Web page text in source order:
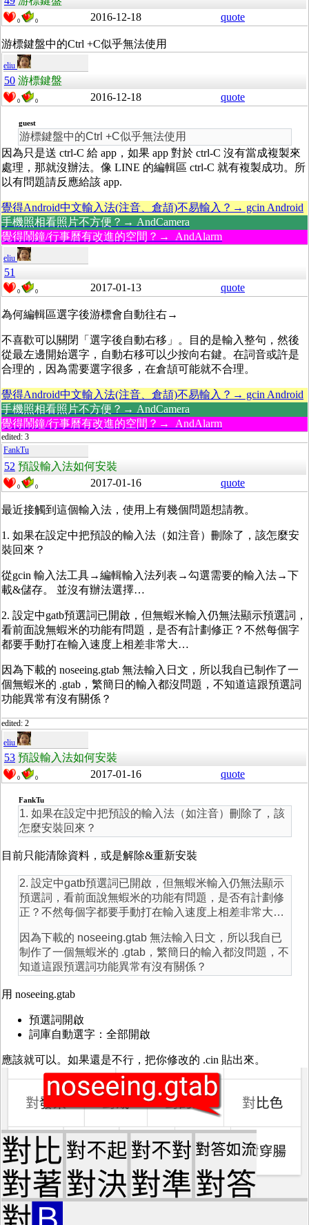
0 0 2016-12-18 quote
游標鍵盤中的Ctrl +C似乎無法使用
eliu
50 游標鍵盤
0 0 2016-12-18 quote
guest
游標鍵盤中的Ctrl +C似乎無法使用
因為只是送 ctrl-C 給 app，如果 app 對於 ctrl-C 沒有當成複製來
處理，那就沒辦法。像 LINE 的編輯區 ctrl-C 就有複製成功。所
以有問題請反應給該 app.
覺得Android中文輸入法(注音、倉頡)不易輸入？→ gcin Android
手機照相看照片不方便？→ AndCamera
覺得鬧鐘/行事曆有改進的空間？→ AndAlarm
eliu
51
0 0 2017-01-13 quote
為何編輯區選字後游標會自動往右→
不喜歡可以關閉「選字後自動右移」。目的是輸入整句，然後
從最左邊開始選字，自動右移可以少按向右鍵。在詞音或許是
合理的，因為需要選字很多，在倉頡可能就不合理。
覺得Android中文輸入法(注音、倉頡)不易輸入？→ gcin Android
手機照相看照片不方便？→ AndCamera
覺得鬧鐘/行事曆有改進的空間？→ AndAlarm
edited: 3
FankTu
52 預設輸入法如何安裝
0 0 2017-01-16 quote
最近接觸到這個輸入法，使用上有幾個問題想請教。
1. 如果在設定中把預設的輸入法（如注音）刪除了，該怎麼安
裝回來？
從gcin 輸入法工具→編輯輸入法列表→勾選需要的輸入法→下
載&儲存。 並沒有辦法選擇…
2. 設定中gatb預選詞已開啟，但無蝦米輸入仍無法顯示預選詞，
看前面說無蝦米的功能有問題，是否有計劃修正？不然每個字
都要手動打在輸入速度上相差非常大…
因為下載的 noseeing.gtab 無法輸入日文，所以我自已制作了一
個無蝦米的 .gtab，繁簡日的輸入都沒問題，不知道這跟預選詞
功能異常有沒有關係？
edited: 2
eliu
53 預設輸入法如何安裝
0 0 2017-01-16 quote
FankTu
1. 如果在設定中把預設的輸入法（如注音）刪除了，該
怎麼安裝回來？
目前只能清除資料，或是解除&重新安裝
2. 設定中gatb預選詞已開啟，但無蝦米輸入仍無法顯示
預選詞，看前面說無蝦米的功能有問題，是否有計劃修
正？不然每個字都要手動打在輸入速度上相差非常大…
因為下載的 noseeing.gtab 無法輸入日文，所以我自已
制作了一個無蝦米的 .gtab，繁簡日的輸入都沒問題，不
知道這跟預選詞功能異常有沒有關係？
用 noseeing.gtab
預選詞開啟
詞庫自動選字：全部開啟
應該就可以。如果還是不行，把你修改的 .cin 貼出來。